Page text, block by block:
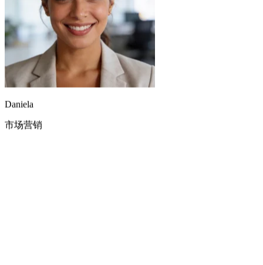
Daniela
开场曲我用 Suno AI 的纯音乐模式，输入氛围就给我好几版，
挑一版就能用，再也不翻音乐库了。